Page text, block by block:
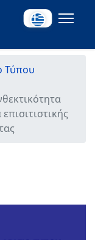
Τύπου